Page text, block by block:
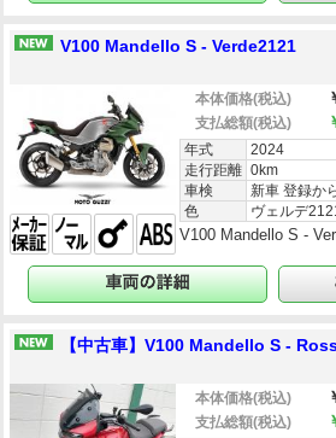
V100 Mandello S - Verde2121
本体価格(税込)
支払総額(税込)
年式
2024
走行距離 0km
車検
新車 登録か
色
ヴェルデ
V100 Mandello S -
【中古車】V100 Mandello S -
本体価格(税込)
支払総額(税込)